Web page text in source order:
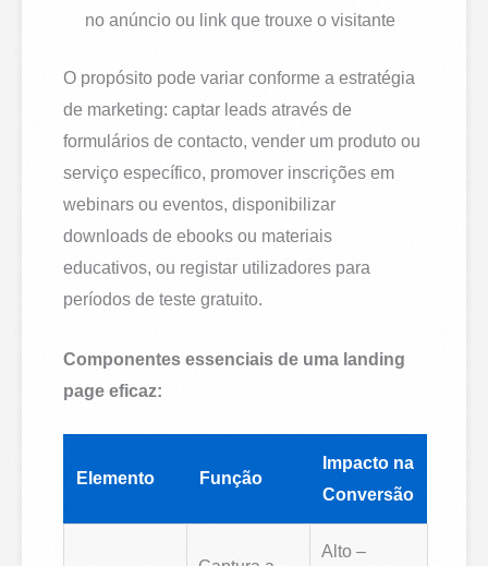
no anúncio ou link que trouxe o visitante
O propósito pode variar conforme a estratégia
de marketing: captar leads através de
formulários de contacto, vender um produto ou
serviço específico, promover inscrições em
webinars ou eventos, disponibilizar
downloads de ebooks ou materiais
educativos, ou registar utilizadores para
períodos de teste gratuito.
Componentes essenciais de uma landing
page eficaz:
Elemento Função
Impacto na
Conversão
Alto –